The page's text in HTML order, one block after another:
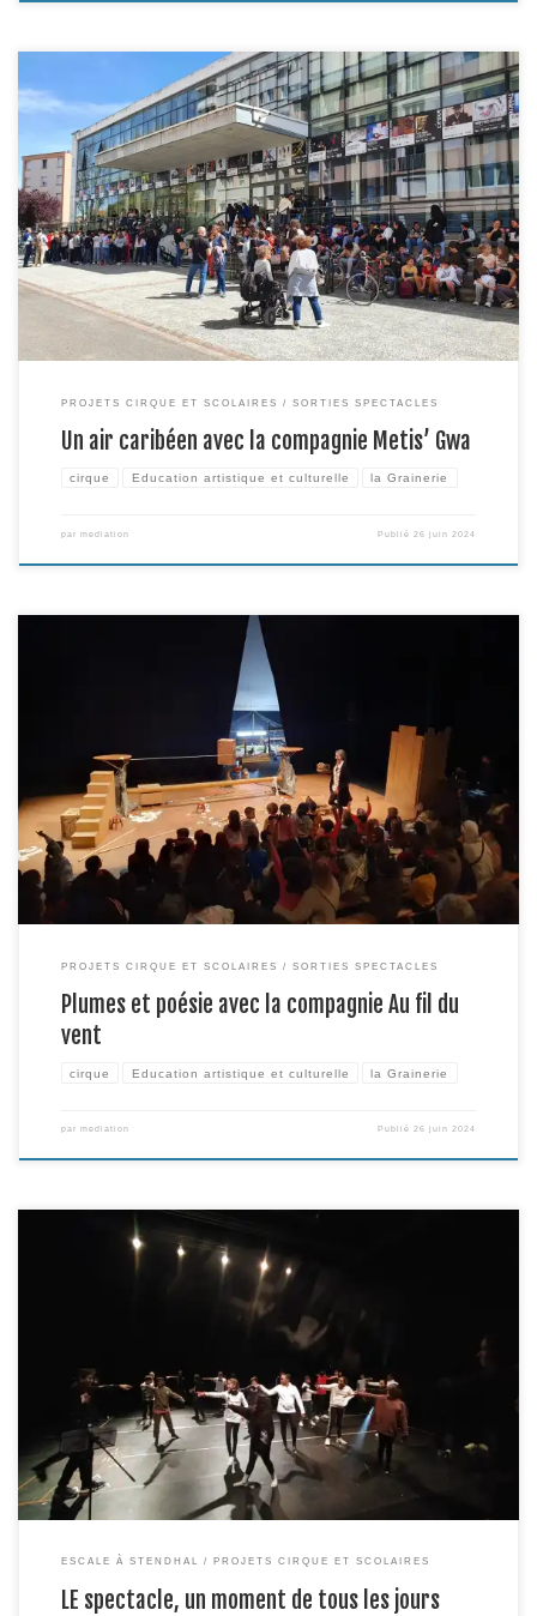
En partenariat avec le centre culturels des Mazades, nous avons eu le plaisir
d’accueillir la compagnie caribéenne Metis’ Gwa au mois d’avril dernier pour
une représentation tout public de son spectacle Belle Places le mercredi 3
avril au soir et une représentation scolaire le lendemain. Les artistes de la
compagnie […]
PROJETS CIRQUE ET SCOLAIRES SORTIES SPECTACLES
Un air caribéen avec la compagnie Metis’ Gwa
cirque Education artistique et culturelle la Grainerie
par mediation Publié26 juin 2024
Johanna Gallard, de la compagnie Au fil du vent, programmée dans la
saison de la Grainerie pour son spectacle Etre vivant a également jouée le
jeudi 28 mars en représentation scolaire son spectacle L’envol de la fourmi,
un spectacle dans lequel elle partage le plateau avec ses fidèles
complices ; ses […]
PROJETS CIRQUE ET SCOLAIRES SORTIES SPECTACLES
Plumes et poésie avec la compagnie Au fil du
vent
cirque Education artistique et culturelle la Grainerie
par mediation Publié26 juin 2024
Au terme de 6 jours de « résidence » à la Grainerie avec la Cie
Embrouillamini, et de 5 ateliers de création sonore avec Media Commun, les
élèves de 6e 4 et de d’UPE2A du collège Stendhal, alias la Cie GRAIN’DHAL,
ont présenté leur spectacle « LE spectacle, un moment de tous les […]
ESCALE À STENDHAL PROJETS CIRQUE ET SCOLAIRES
LE spectacle, un moment de tous les jours